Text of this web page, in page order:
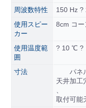
周波数特性
150 Hz ?
使用スピー
カー
8cm コー
使用温度範
囲
? 10 ℃ ?
寸法
パネル
天井加工
、
取付可能